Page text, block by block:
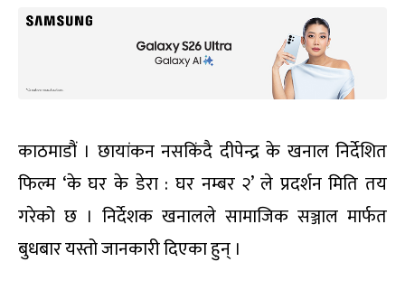
काठमाडौं । छायांकन नसकिंदै दीपेन्द्र के खनाल निर्देशित
फिल्म ‘के घर के डेरा : घर नम्बर २’ ले प्रदर्शन मिति तय
गरेको छ । निर्देशक खनालले सामाजिक सञ्जाल मार्फत
बुधबार यस्तो जानकारी दिएका हुन् ।